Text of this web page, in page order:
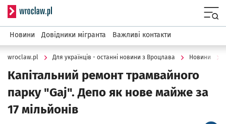
Serwis informacyjny wroclaw.pl
Новини Довідники мігранта Важливі контакти
wroclaw.pl Для українців - останні новини з Вроцлава Новини
Капітальний ремонт трамвайного
парку "Gaj". Депо як нове майже за
17 мільйонів